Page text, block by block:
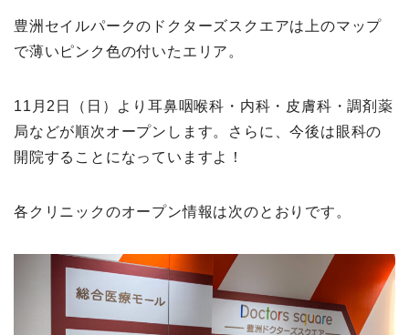
豊洲セイルパークのドクターズスクエアは上のマップ
で薄いピンク色の付いたエリア。
11月2日（日）より耳鼻咽喉科・内科・皮膚科・調剤薬
局などが順次オープンします。さらに、今後は眼科の
開院することになっていますよ！
各クリニックのオープン情報は次のとおりです。